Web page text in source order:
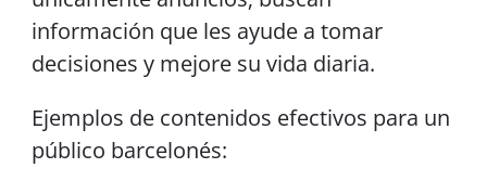
información que les ayude a tomar
decisiones y mejore su vida diaria.
Ejemplos de contenidos efectivos para un
público barcelonés: